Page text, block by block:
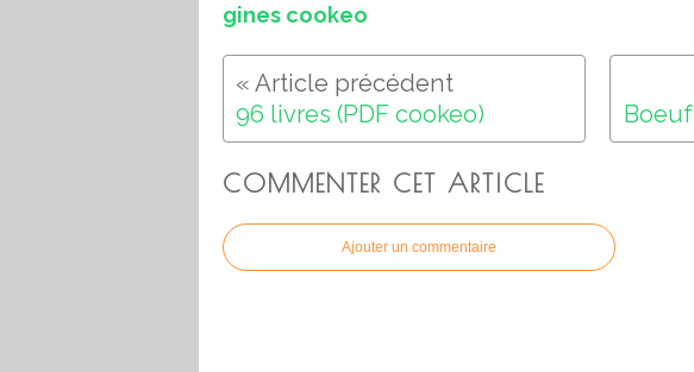
gines cookeo
96 livres (PDF cookeo)
COMMENTER CET ARTICLE
Ajouter un commentaire